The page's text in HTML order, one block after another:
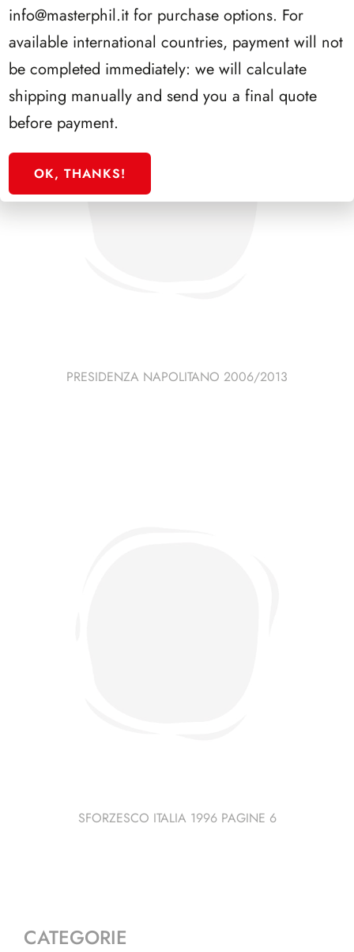
PRESIDENZA NAPOLITANO 2006/2013
SFORZESCO ITALIA 1996 PAGINE 6
CATEGORIE
info@masterphil.it for purchase options. For
available international countries, payment will not
be completed immediately: we will calculate
shipping manually and send you a final quote
before payment.
OK, THANKS!